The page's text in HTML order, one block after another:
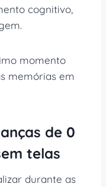
cognitivo,
momento
memórias em
de 0
telas
durante as